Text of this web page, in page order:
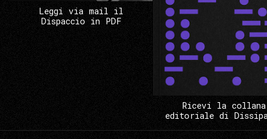
Leggi via mail il
Dispaccio in PDF
Ricevi la collana
editoriale di